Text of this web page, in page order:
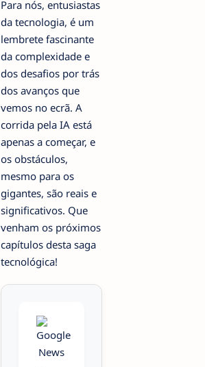
Para nós, entusiastas
da tecnologia, é um
lembrete fascinante
da complexidade e
dos desafios por trás
dos avanços que
vemos no ecrã. A
corrida pela IA está
apenas a começar, e
os obstáculos,
mesmo para os
gigantes, são reais e
significativos. Que
venham os próximos
capítulos desta saga
tecnológica!